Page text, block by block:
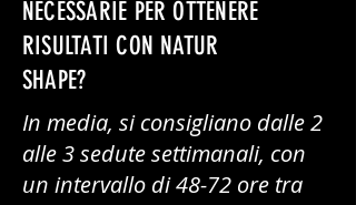
NECESSARIE PER OTTENERE
RISULTATI CON NATUR
SHAPE?
In media, si consigliano dalle 2
alle 3 sedute settimanali, con
un intervallo di 48-72 ore tra